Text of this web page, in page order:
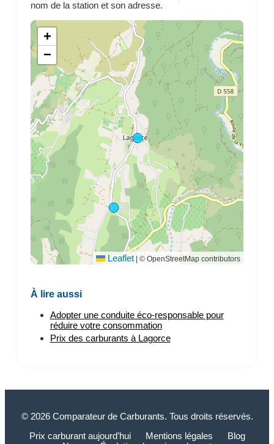
nom de la station et son adresse.
+
−
Leaflet | © OpenStreetMap contributors
À lire aussi
Adopter une conduite éco-responsable pour
réduire votre consommation
Prix des carburants à Lagorce
© 2026 Comparateur de Carburants. Tous droits réservés.
Prix carburant aujourd’hui
Mentions légales
Blog